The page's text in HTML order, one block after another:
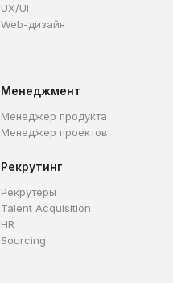
UX/UI
Web-дизайн
Менеджмент
Менеджер продукта
Менеджер проектов
Рекрутинг
Рекрутеры
Talent Acquisition
HR
Sourcing